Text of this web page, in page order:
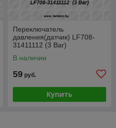
Переключатель
давления(датчик) LF708-
31411112 (3 Bar)
В наличии
59 руб.
Купить